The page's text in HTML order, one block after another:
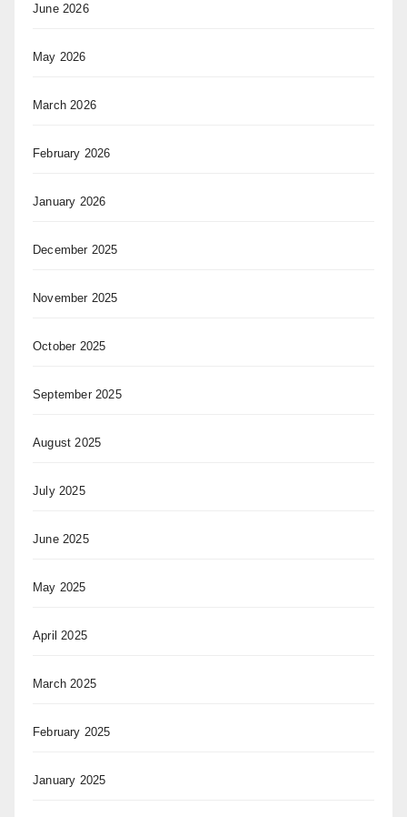
June 2026
May 2026
March 2026
February 2026
January 2026
December 2025
November 2025
October 2025
September 2025
August 2025
July 2025
June 2025
May 2025
April 2025
March 2025
February 2025
January 2025